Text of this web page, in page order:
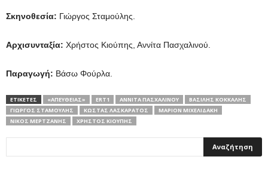
Σκηνοθεσία: Γιώργος Σταμούλης.
Αρχισυνταξία: Χρήστος Κιούπης, Αννίτα Πασχαλινού.
Παραγωγή: Βάσω Φούρλα.
ΕΤΙΚΕΤΕΣ «ΑΠΕΥΘΕΙΑΣ» ERT1 ΑΝΝΊΤΑ ΠΑΣΧΑΛΙΝΟΎ
ΒΑΣΊΛΗΣ ΚΌΚΚΑΛΗΣ
ΓΙΏΡΓΟΣ ΣΤΑΜΟΎΛΗΣ
ΚΏΣΤΑΣ ΛΑΣΚΑΡΆΤΟΣ
ΜΆΡΙΟΝ ΜΙΧΕΛΙΔΆΚΗ
ΝΊΚΟΣ ΜΕΡΤΖΆΝΗΣ
ΧΡΉΣΤΟΣ ΚΙΟΎΠΗΣ